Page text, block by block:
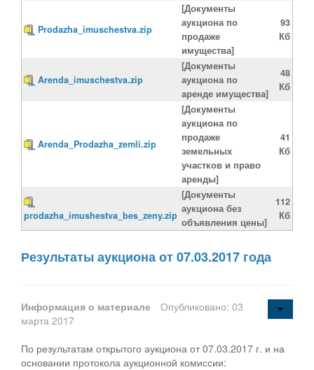
Prodazha_imuschestva.zip
[Документы
аукциона по
продаже
имущества]
93
Кб
Arenda_imuschestva.zip
[Документы
аукциона по
аренде имущества]
48
Кб
Arenda_Prodazha_zemli.zip
[Документы
аукциона по
продаже
земельных
участков и право
аренды]
41
Кб
prodazha_imushestva_bes_zeny.zip
[Документы
аукциона без
объявления цены]
112
Кб
Результаты аукциона от 07.03.2017 года
Информация о материале
Опубликовано: 03
марта 2017
По результатам открытого аукциона от 07.03.2017 г. и на
основании протокола аукционной комиссии: